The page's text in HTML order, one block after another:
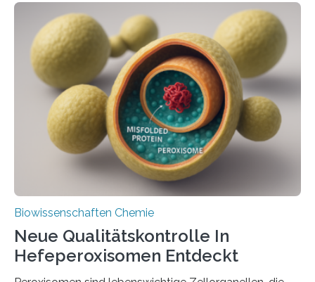
Biowissenschaften Chemie
Neue Qualitätskontrolle In
Hefeperoxisomen Entdeckt